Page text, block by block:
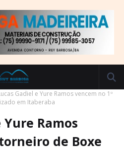
Gadiel e Yure Ramos vencem no 1º
em Itaberaba
Ramos
de Boxe